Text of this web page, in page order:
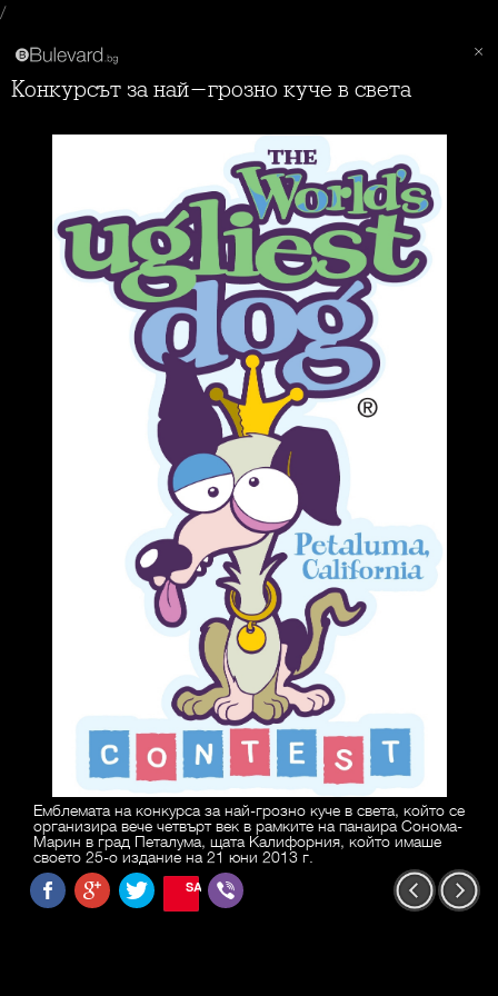
/
Конкурсът за най-грозно куче в света
Емблемата на конкурса за най-грозно куче в света, който се
организира вече четвърт век в рамките на панаира Сонома-
Марин в град Петалума, щата Калифорния, който имаше
своето 25-о издание на 21 юни 2013 г.
SAVE